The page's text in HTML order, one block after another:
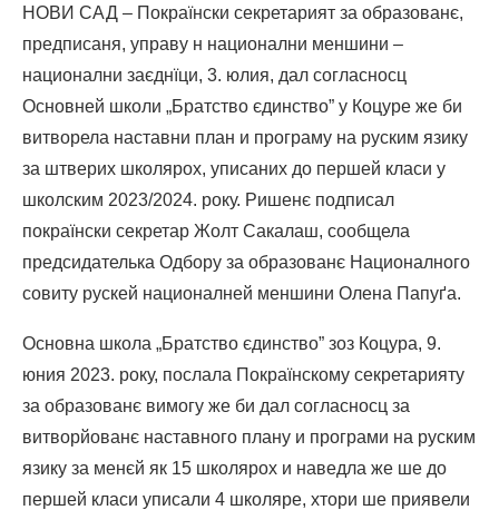
НОВИ САД – Покраїнски секретарият за образованє,
предписаня, управу н национални меншини –
национални заєднїци, 3. юлия, дал согласносц
Основней школи „Братство єдинство” у Коцуре же би
витворела наставни план и програму на руским язику
за штверих школярох, уписаних до першей класи у
школским 2023/2024. року. Ришенє подписал
покраїнски секретар Жолт Сакалаш, сообщела
предсидателька Одбору за образованє Националного
совиту рускей националней меншини Олена Папуґа.
Основна школа „Братство єдинство” зоз Коцура, 9.
юния 2023. року, послала Покраїнскому секретарияту
за образованє вимогу же би дал согласносц за
витворйованє наставного плану и програми на руским
язику за менєй як 15 школярох и наведла же ше до
першей класи уписали 4 школяре, хтори ше приявели